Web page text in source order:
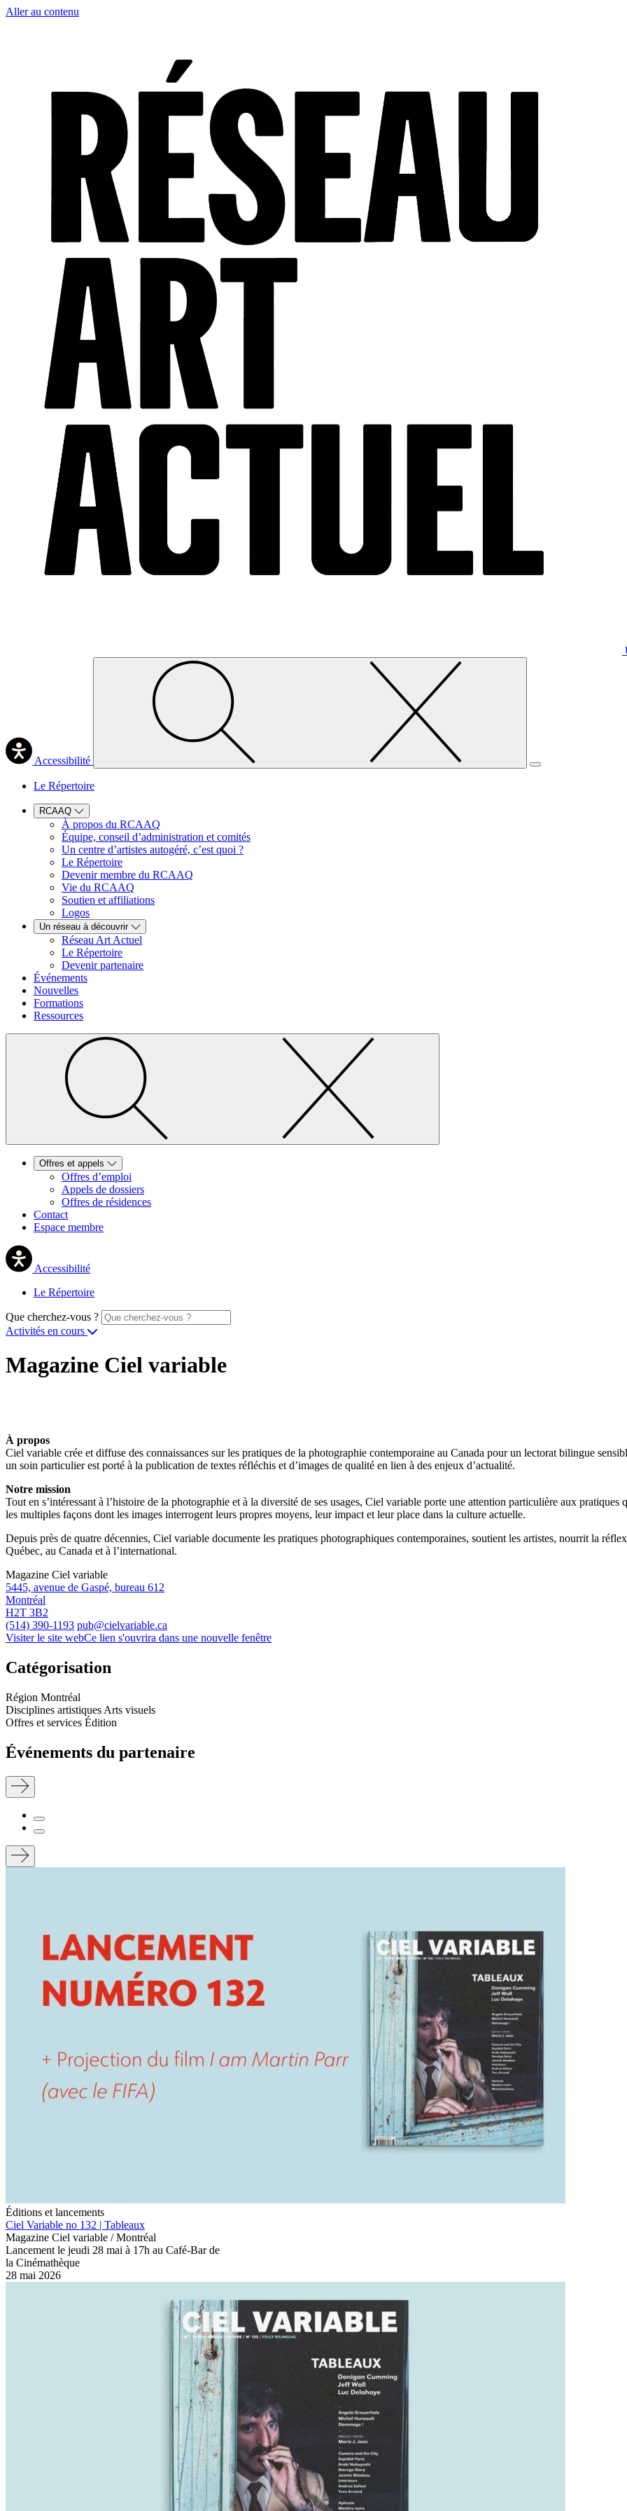
Aller au contenu
Accessibilité
Le Répertoire
RCAAQ
À propos du RCAAQ
Équipe, conseil d’administration et comités
Un centre d’artistes autogéré, c’est quoi ?
Le Répertoire
Devenir membre du RCAAQ
Vie du RCAAQ
Soutien et affiliations
Logos
Un réseau à découvrir
Réseau Art Actuel
Le Répertoire
Devenir partenaire
Événements
Nouvelles
Formations
Ressources
Offres et appels
Offres d’emploi
Appels de dossiers
Offres de résidences
Contact
Espace membre
Accessibilité
Le Répertoire
Que cherchez-vous ?
Activités en cours
Magazine Ciel variable
À propos
Ciel variable crée et diffuse des connaissances sur les pratiques de la photographie contemporaine au Canada pour un lectorat bilingue
un soin particulier est porté à la publication de textes réfléchis et d’images de qualité en lien à des enjeux d’actualité.
Notre mission
Tout en s’intéressant à l’histoire de la photographie et à la diversité de ses usages, Ciel variable porte une attention particulière aux
les multiples façons dont les images interrogent leurs propres moyens, leur impact et leur place dans la culture actuelle.
Depuis près de quatre décennies, Ciel variable documente les pratiques photographiques contemporaines, soutient les artistes, nourrit la
Québec, au Canada et à l’international.
Magazine Ciel variable
5445, avenue de Gaspé, bureau 612
Montréal
H2T 3B2
(514) 390-1193 pub@cielvariable.ca
Visiter le site webCe lien s'ouvrira dans une nouvelle fenêtre
Catégorisation
Région Montréal
Disciplines artistiques Arts visuels
Offres et services Édition
Événements du partenaire
Éditions et lancements
Ciel Variable no 132 | Tableaux
Magazine Ciel variable / Montréal
Lancement le jeudi 28 mai à 17h au Café-Bar de
la Cinémathèque
28 mai 2026